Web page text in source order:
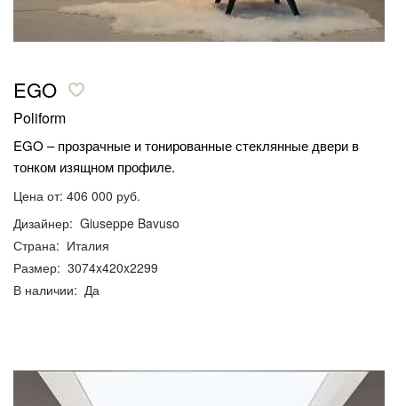
EGO
Poliform
EGO – прозрачные и тонированные стеклянные двери в
тонком изящном профиле.
Цена от: 406 000 руб.
Дизайнер: Giuseppe Bavuso
Страна: Италия
Размер: 3074x420x2299
В наличии: Да